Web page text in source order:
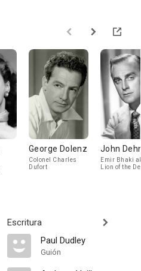
George Dolenz
Colonel Charles
Dufort
John
Emir Bhaki
Lion of the
Escritura
Paul Dudley
Guión